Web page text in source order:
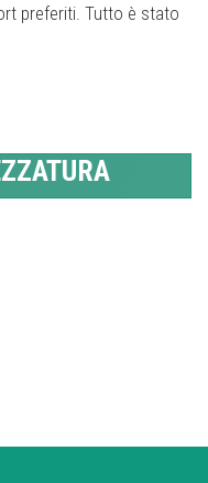
preferiti. Tutto è stato